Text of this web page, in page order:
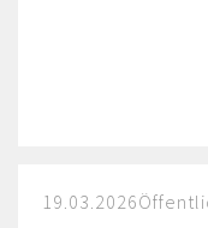
19.03.2026